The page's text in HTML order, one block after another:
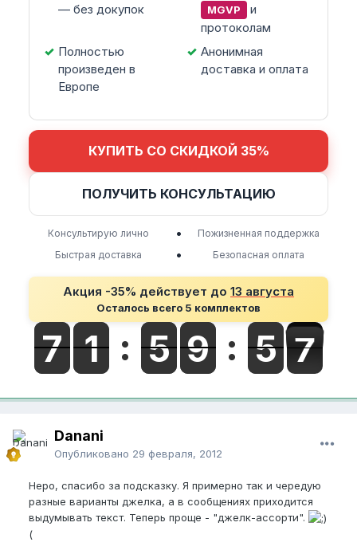
— без докупок
MGVP
и
протоколам
Полностью
произведен в
Европе
Анонимная
доставка и оплата
КУПИТЬ СО СКИДКОЙ 35%
ПОЛУЧИТЬ КОНСУЛЬТАЦИЮ
Консультирую лично •
Пожизненная поддержка
Быстрая доставка
• Безопасная оплата
Акция -35% действует до 13 августа
Осталось всего 5 комплектов
Danani
Опубликовано 29 февраля, 2012
Неро, спасибо за подсказку. Я примерно так и чередую
разные варианты джелка, а в сообщениях приходится
выдумывать текст. Теперь проще - "джелк-ассорти".
(